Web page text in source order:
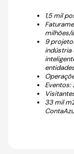
1,5 mil
milhões/
9
indústria
Eventos:
33 mil